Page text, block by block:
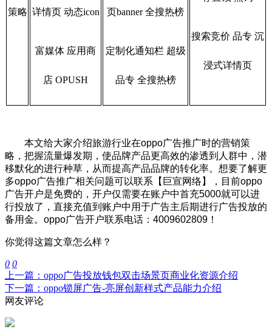
策略 详情页 动态icon
富媒体 应用商
店 OPUSH
页banner 全搜热榜
定制化通知栏 超级
品专 全搜热榜
搜索竞价 品专 沉
浸式详情页
本文给大家介绍旅游行业在oppo广告推广时的营销策
略，把握流量爆发期，使品牌产品更高效的渗透到人群中，潜
移默化的进行种草，从而提高产品品牌的转化率。想要了解更
多oppo广告推广相关问题可以联系【巨宣网络】，目前oppo
广告开户是免费的，开户仅需要在账户中首充5000就可以进
行投放了，直接充值到账户中用于广告主后期进行广告投放的
备用金。oppo广告开户联系电话：4009602809！
你觉得这篇文章怎么样？
0 0
上一篇：oppo广告投放钱包双击场景页商业化资源介绍
下一篇：oppo锁屏广告-亮屏创新样式产品能力介绍
网友评论